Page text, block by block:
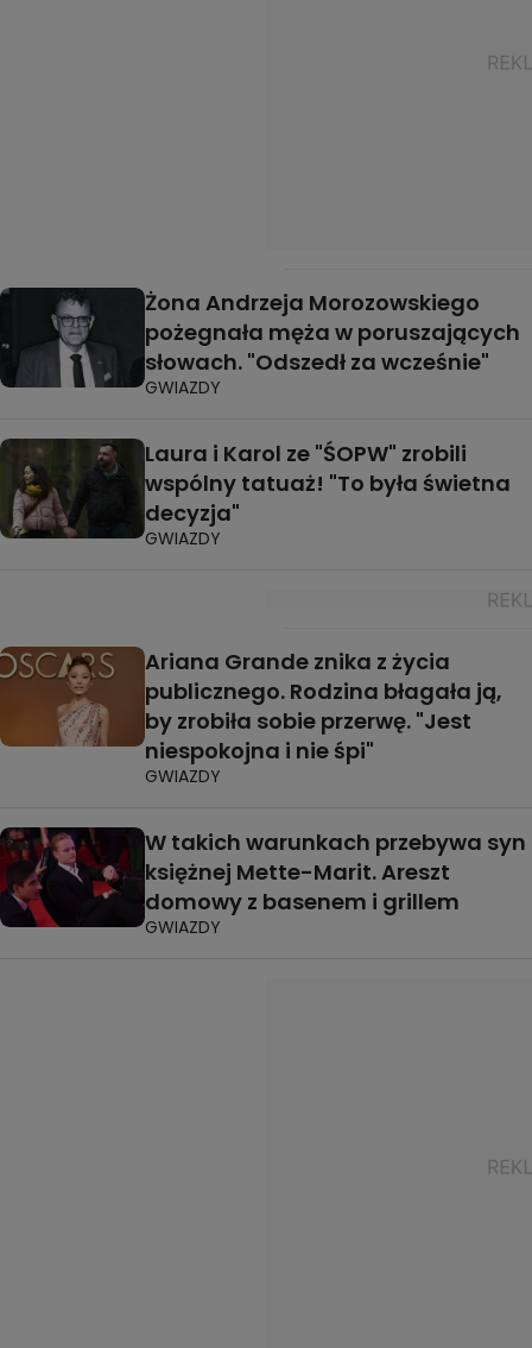
Żona Andrzeja Morozowskiego
pożegnała męża w poruszających
słowach. "Odszedł za wcześnie"
GWIAZDY
Laura i Karol ze "ŚOPW" zrobili
wspólny tatuaż! "To była świetna
decyzja"
GWIAZDY
Ariana Grande znika z życia
publicznego. Rodzina błagała ją,
by zrobiła sobie przerwę. "Jest
niespokojna i nie śpi"
GWIAZDY
W takich warunkach przebywa syn
księżnej Mette-Marit. Areszt
domowy z basenem i grillem
GWIAZDY